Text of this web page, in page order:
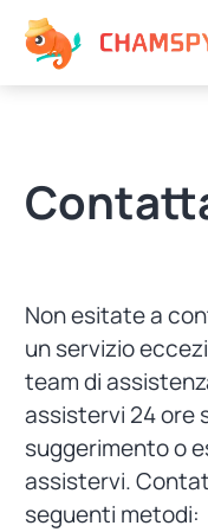
Non esitate a
un servizio
team di
assistervi 24 ore
suggerimento o
assistervi.
seguenti metodi: